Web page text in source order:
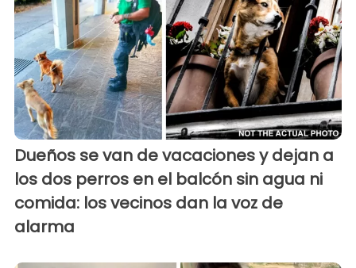
Dueños se van de vacaciones y dejan a
los dos perros en el balcón sin agua ni
comida: los vecinos dan la voz de
alarma